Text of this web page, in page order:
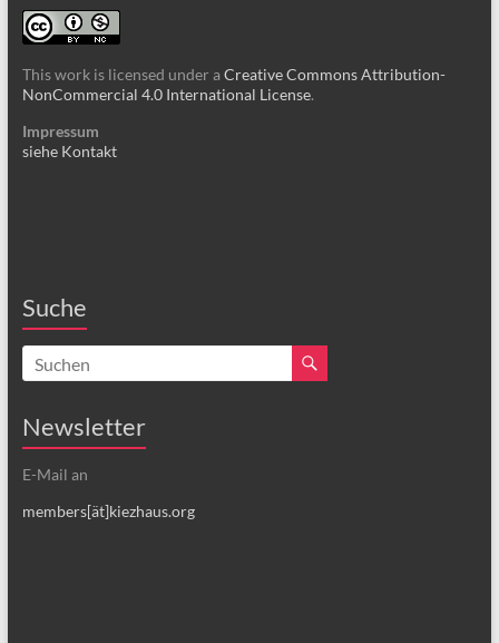
This work is licensed under aCreative Commons Attribution-
NonCommercial 4.0 International License.
Impressum
siehe Kontakt
Suche
Newsletter
E-Mail an
members[ät]kiezhaus.org